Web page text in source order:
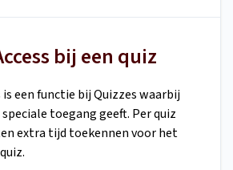
bij een quiz
is een functie bij Quizzes waarbij
toegang geeft. Per quiz
extra tijd toekennen voor het